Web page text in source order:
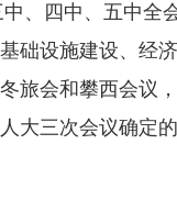
、四中、五中全
础设施建设、经
旅会和攀西会议
大三次会议确定